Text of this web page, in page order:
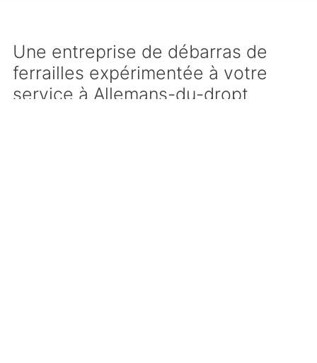
Une entreprise de débarras de
ferrailles expérimentée à votre
service à Allemans-du-dropt